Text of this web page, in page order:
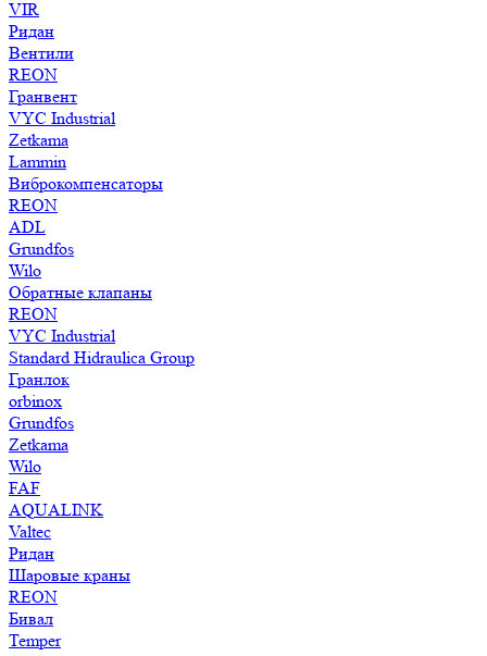
VIR
Ридан
Вентили
REON
Гранвент
VYC Industrial
Zetkama
Lammin
Виброкомпенсаторы
REON
ADL
Grundfos
Wilo
Обратные клапаны
REON
VYC Industrial
Standard Hidraulica Group
Гранлок
orbinox
Grundfos
Zetkama
Wilo
FAF
AQUALINK
Valtec
Ридан
Шаровые краны
REON
Бивал
Temper